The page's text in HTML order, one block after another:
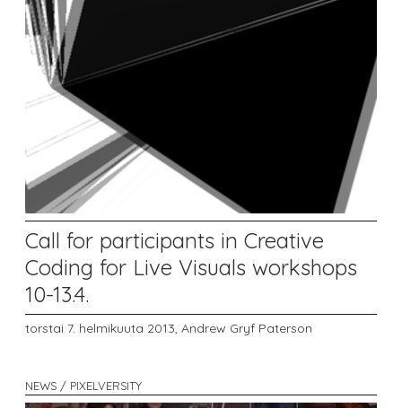
Call for participants in Creative
Coding for Live Visuals workshops
10-13.4.
torstai 7. helmikuuta 2013, Andrew Gryf Paterson
NEWS / PIXELVERSITY